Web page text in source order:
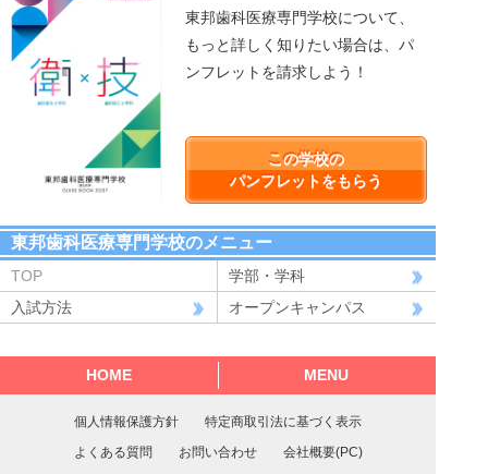
東邦歯科医療専門学校について、
もっと詳しく知りたい場合は、パ
ンフレットを請求しよう！
この学校の
パンフレットをもらう
東邦歯科医療専門学校のメニュー
TOP
学部・学科
入試方法
オープンキャンパス
HOME MENU
個人情報保護方針
特定商取引法に基づく表示
よくある質問
お問い合わせ 会社概要(PC)